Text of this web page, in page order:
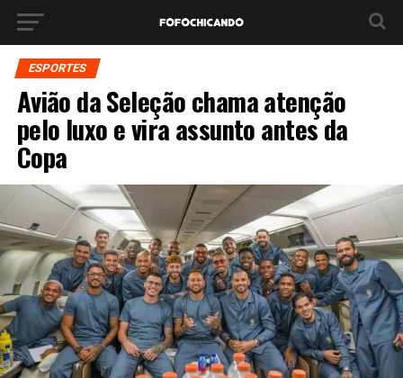
ESPORTES
Avião da Seleção chama atenção
pelo luxo e vira assunto antes da
Copa